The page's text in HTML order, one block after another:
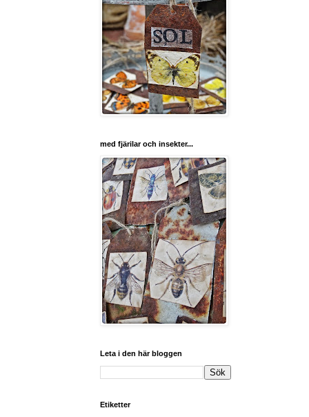
med fjärilar och insekter...
Leta i den här bloggen
Etiketter